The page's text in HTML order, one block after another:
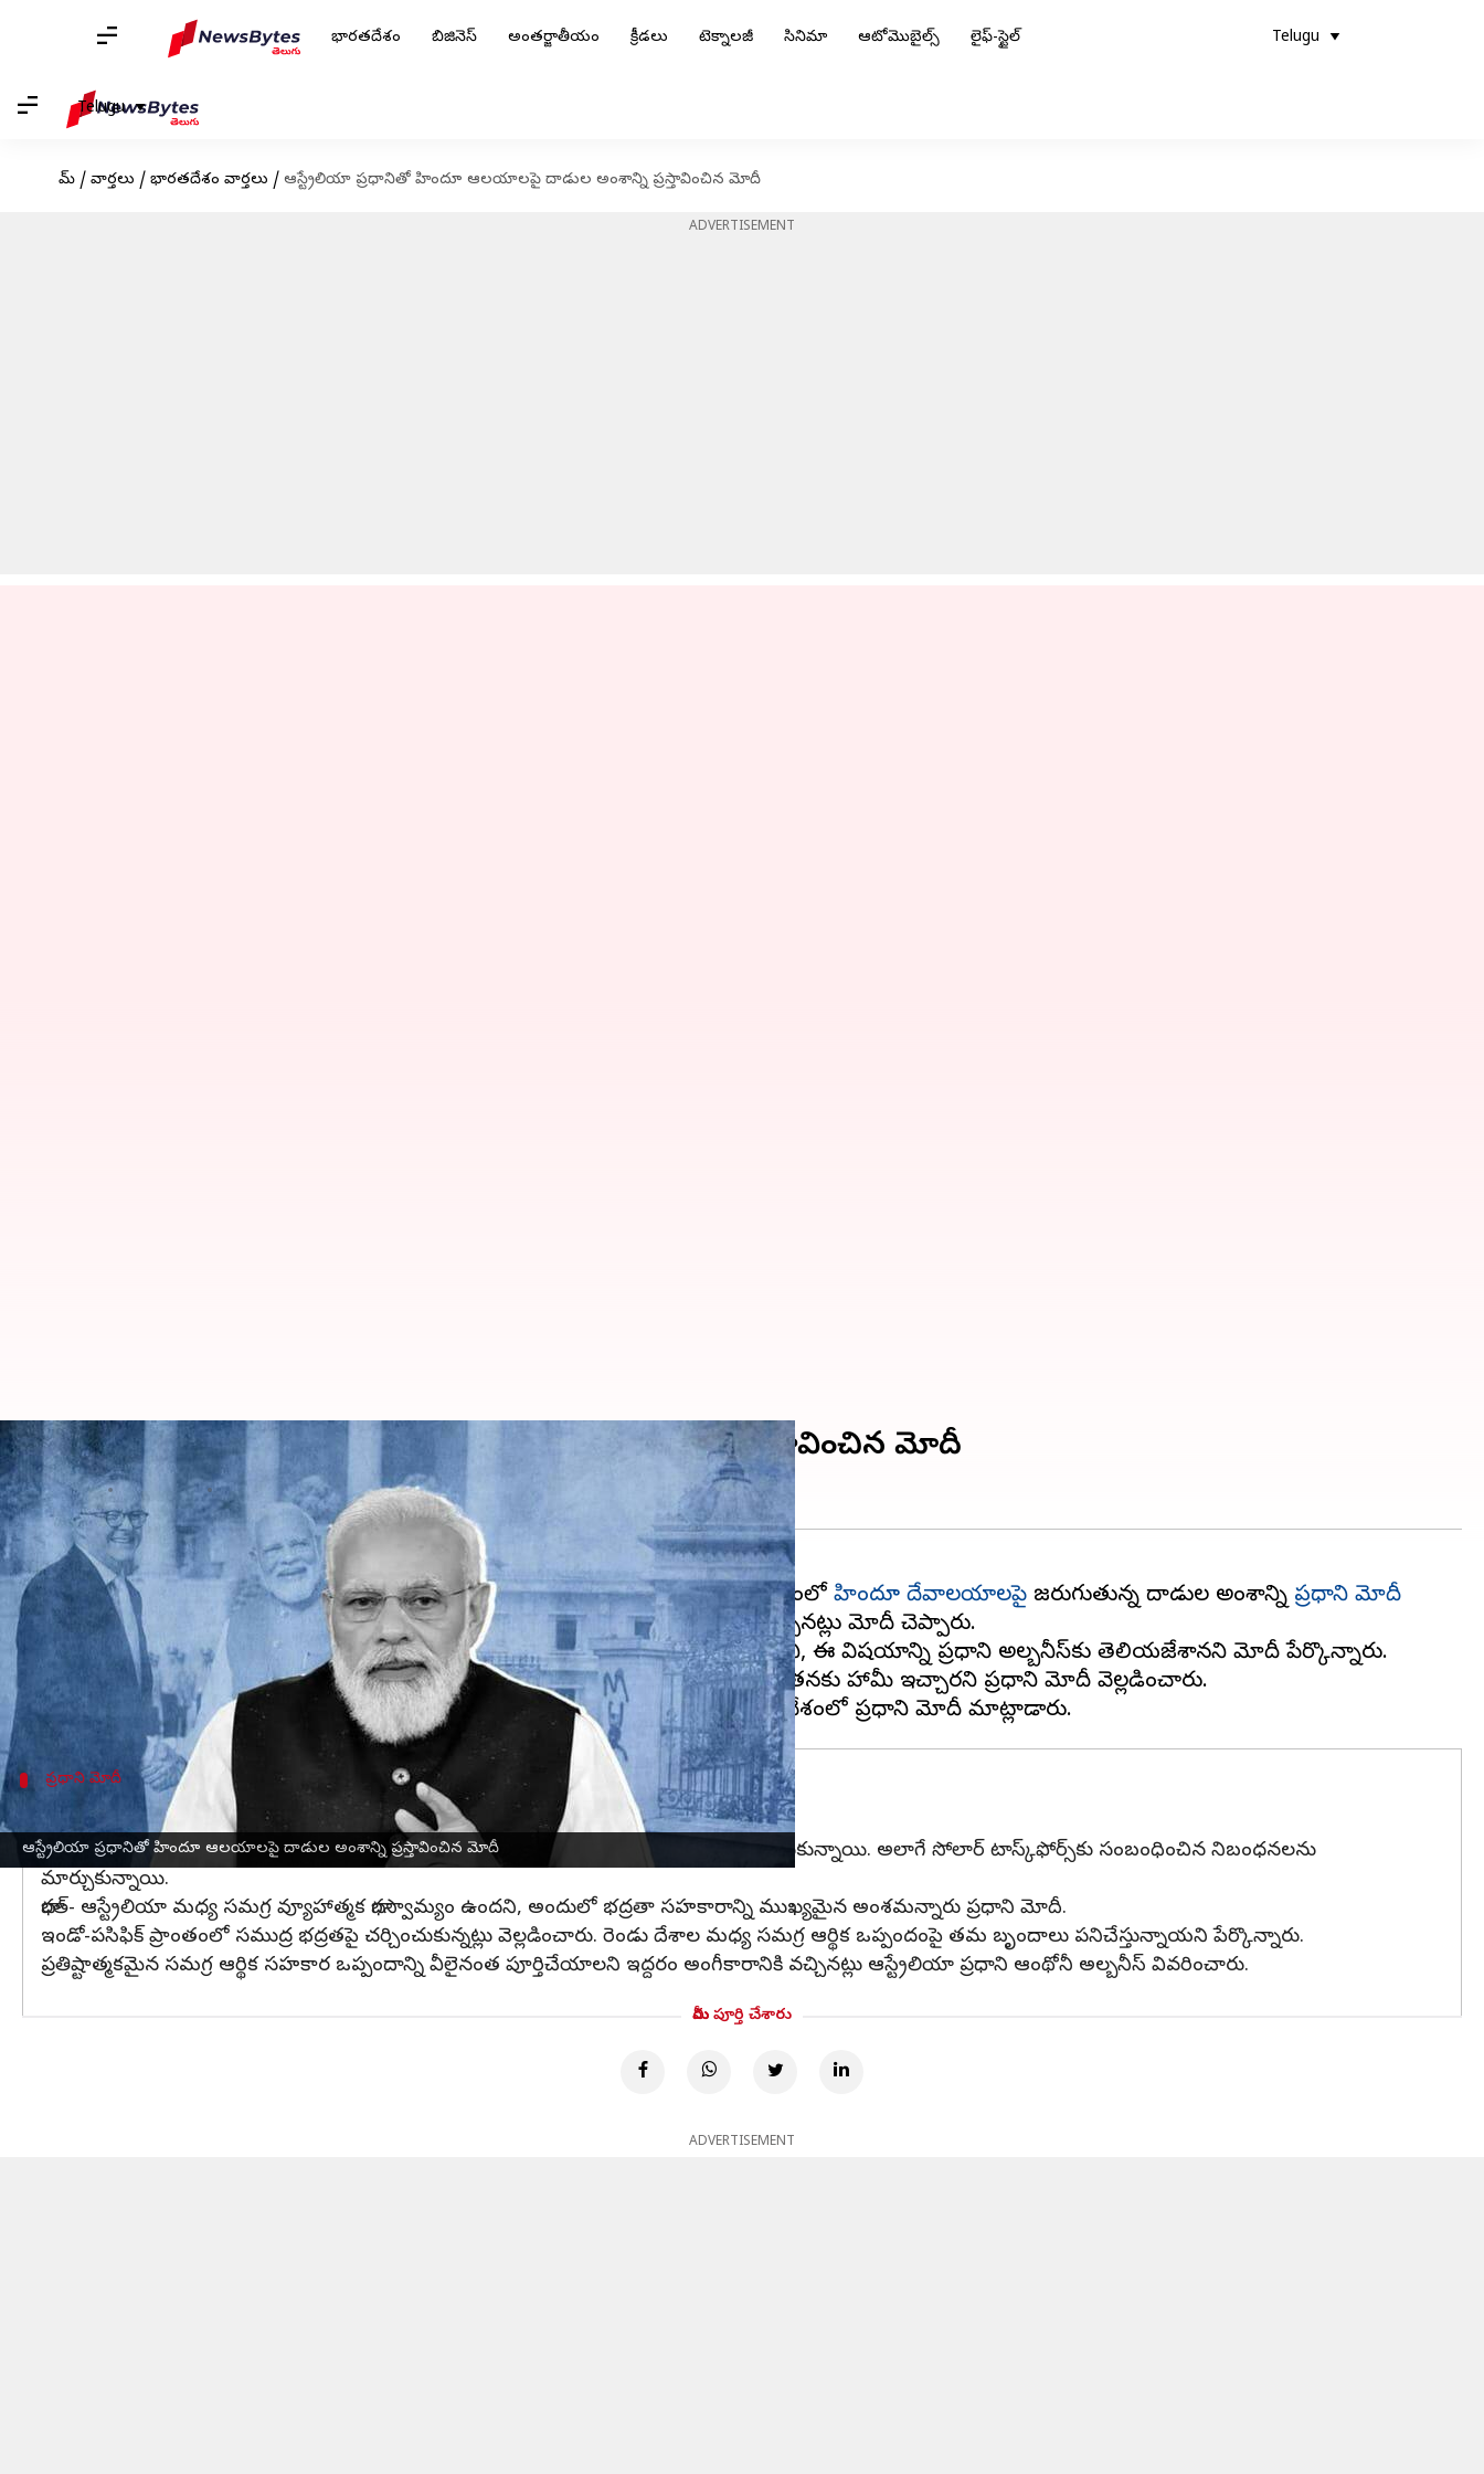
భారతదేశం బిజినెస్ అంతర్జాతీయం క్రీడలు టెక్నాలజీ సినిమా ఆటోమొబైల్స్ లైఫ్-స్టైల్ Telugu
Telugu
హోమ్ / వార్తలు / భారతదేశం వార్తలు / ఆస్ట్రేలియా ప్రధానితో హిందూ ఆలయాలపై దాడుల అంశాన్ని ప్రస్తావించిన మోదీ
ADVERTISEMENT
ఆస్ట్రేలియా ప్రధానితో హిందూ ఆలయాలపై దాడుల అంశాన్ని ప్రస్తావించిన మోదీ
ఆస్ట్రేలియా ప్రధానితో హిందూ ఆలయాలపై దాడుల అంశాన్ని ప్రస్తావించిన మోదీ
వ్రాసిన వారు Stalin Mar 10, 2023 04:16 pm
ఈ వార్తాకథనం ఏంటి
ఆస్ట్రేలియా ప్రధాని ఆంథోనీ అల్బనీస్‌తో శుక్రవారం జరిగిన ద్వైపాక్షిక చర్చల సందర్భంగా ఆ దేశంలో హిందూ దేవాలయాలపై జరుగుతున్న దాడుల అంశాన్ని ప్రధాని మోదీ
ప్రస్తావించారు. భారతీయ సమాజం భద్రత విషయంలో ఆస్ట్రేలియా ప్రధాని స్పష్టమైన హామీ ఇచ్చినట్లు మోదీ చెప్పారు.
ఆస్ట్రేలియాలోని హిందూ దేవాలయాలపై దాడులకు సంబంధించిన నివేదికలను తాను చదివానని, ఈ విషయాన్ని ప్రధాని అల్బనీస్‌కు తెలియజేశానని మోదీ పేర్కొన్నారు.
ఆస్ట్రేలియాలోని భారతీయ సమాజం భద్రత, శ్రేయస్సుకు అధిక ప్రాధాన్యత ఇస్తామని అల్బనీస్‌ తనకు హామీ ఇచ్చారని ప్రధాని మోదీ వెల్లడించారు.
ప్రధాని మోదీ
కీలక అంశాలపై ఇరు దేశాల ప్రధానుల మధ్య కీలక ఒప్పందాలు
భారతదేశం-ఆస్ట్రేలియా క్రీడలు, ఆడియో విజువల్ సహ ఉత్పత్తికి సంబంధించి కీలక ఒప్పందాలను చేసుకున్నాయి. అలాగే సోలార్ టాస్క్‌ఫోర్స్‌కు సంబంధించిన నిబంధనలను
మార్చుకున్నాయి.
భారత్- ఆస్ట్రేలియా మధ్య సమగ్ర వ్యూహాత్మక భాగస్వామ్యం ఉందని, అందులో భద్రతా సహకారాన్ని ముఖ్యమైన అంశమన్నారు ప్రధాని మోదీ.
ఇండో-పసిఫిక్ ప్రాంతంలో సముద్ర భద్రతపై చర్చించుకున్నట్లు వెల్లడించారు. రెండు దేశాల మధ్య సమగ్ర ఆర్థిక ఒప్పందంపై తమ బృందాలు పనిచేస్తున్నాయని పేర్కొన్నారు.
ప్రతిష్టాత్మకమైన సమగ్ర ఆర్థిక సహకార ఒప్పందాన్ని వీలైనంత పూర్తిచేయాలని ఇద్దరం అంగీకారానికి వచ్చినట్లు ఆస్ట్రేలియా ప్రధాని ఆంథోనీ అల్బనీస్ వివరించారు.
మీరు పూర్తి చేశారు
ADVERTISEMENT